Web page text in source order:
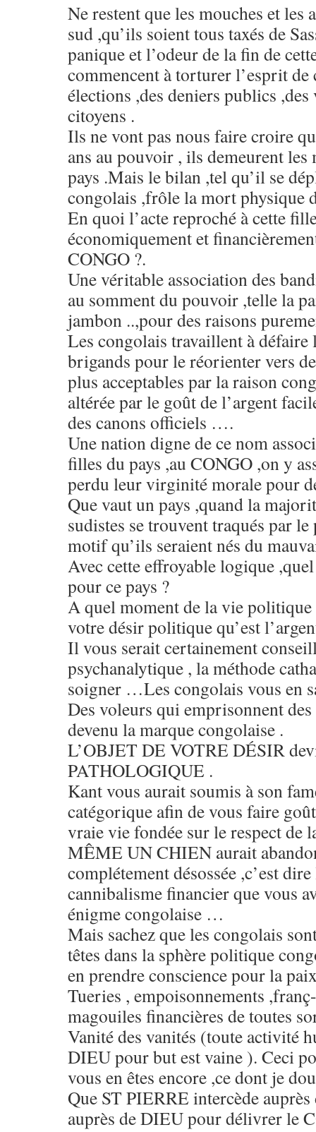
Ne restent que les mouches et les
sud ,qu’ils soient tous taxés de
panique et l’odeur de la fin de
commencent à torturer l’esprit de
élections ,des deniers publics
citoyens .
Ils ne vont pas nous faire croire
ans au pouvoir , ils demeurent
pays .Mais le bilan ,tel qu’il se
congolais ,frôle la mort
En quoi l’acte reproché à cette
économiquement et
CONGO ?.
Une véritable association des
au somment du pouvoir ,telle la
jambon ..,pour des raisons
Les congolais travaillent à défaire
brigands pour le réorienter vers
plus acceptables par la raison
altérée par le goût de l’argent
des canons officiels ….
Une nation digne de ce nom
filles du pays ,au CONGO ,on y
perdu leur virginité morale pour
Que vaut un pays ,quand la
sudistes se trouvent traqués par
motif qu’ils seraient nés du
Avec cette effroyable logique
pour ce pays ?
A quel moment de la vie
votre désir politique qu’est
Il vous serait certainement
psychanalytique , la méthode
soigner …Les congolais vous en
Des voleurs qui emprisonnent
devenu la marque congolaise .
L’OBJET DE VOTRE DÉSIR
PATHOLOGIQUE .
Kant vous aurait soumis à son
catégorique afin de vous faire
vraie vie fondée sur le respect
MÊME UN CHIEN aurait
complétement désossée ,c’est
cannibalisme financier que vous
énigme congolaise …
Mais sachez que les congolais
têtes dans la sphère politique
en prendre conscience pour la
Tueries , empoisonnements
magouiles financières de toutes
Vanité des vanités (toute activité
DIEU pour but est vaine ). Ceci
vous en êtes encore ,ce dont je
Que ST PIERRE intercède
auprès de DIEU pour délivrer le